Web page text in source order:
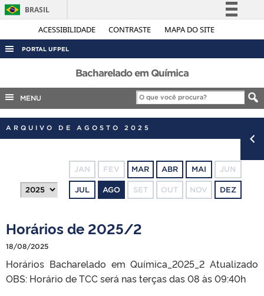
ACESSIBILIDADE CONTRASTE MAPA DO SITE
BRASIL
Simplifique!
Legislação
Canais
PORTAL UFPEL
ACESSO À INFORMAÇÃO
AUDITORIA
COBALTO
CONCURSOS
OUVIDORIA
TELEFONES
Bacharelado em Química
MENU
ARQUIVO DE AGOSTO 2025
JAN FEV MAR ABR MAI JUN
JUL AGO SET OUT NOV DEZ
Horários de 2025/2
18/08/2025
Horários Bacharelado em Química_2025_2 Atualizado
OBS: Horário de TCC será nas terças das 08 às 09:40h